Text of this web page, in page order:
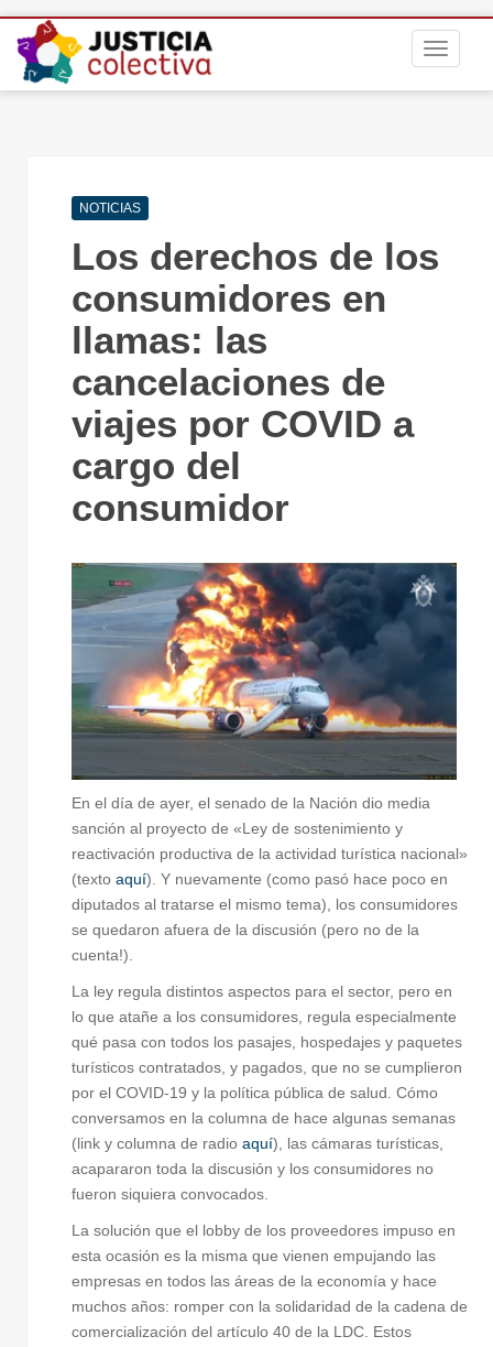
NOTICIAS
Los derechos de los
consumidores en
llamas: las
cancelaciones de
viajes por COVID a
cargo del
consumidor
En el día de ayer, el senado de la Nación dio media
sanción al proyecto de «Ley de sostenimiento y
reactivación productiva de la actividad turística nacional»
(texto aquí). Y nuevamente (como pasó hace poco en
diputados al tratarse el mismo tema), los consumidores
se quedaron afuera de la discusión (pero no de la
cuenta!).
La ley regula distintos aspectos para el sector, pero en
lo que atañe a los consumidores, regula especialmente
qué pasa con todos los pasajes, hospedajes y paquetes
turísticos contratados, y pagados, que no se cumplieron
por el COVID-19 y la política pública de salud. Cómo
conversamos en la columna de hace algunas semanas
(link y columna de radio aquí), las cámaras turísticas,
acapararon toda la discusión y los consumidores no
fueron siquiera convocados.
La solución que el lobby de los proveedores impuso en
esta ocasión es la misma que vienen empujando las
empresas en todos las áreas de la economía y hace
muchos años: romper con la solidaridad de la cadena de
comercialización del artículo 40 de la LDC. Estos
Navegación
entradas
de